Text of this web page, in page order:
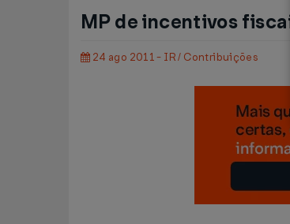
MP de incentivos
24 ago 2011 - IR / Contribuições